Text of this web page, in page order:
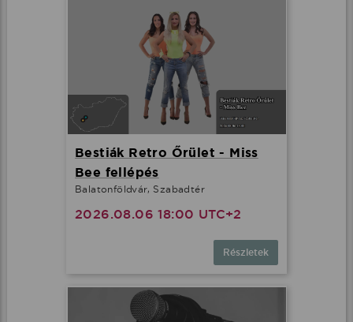
Bestiák Retro Őrület - Miss
Bee fellépés
Balatonföldvár, Szabadtér
2026.08.06 18:00 UTC+2
Részletek